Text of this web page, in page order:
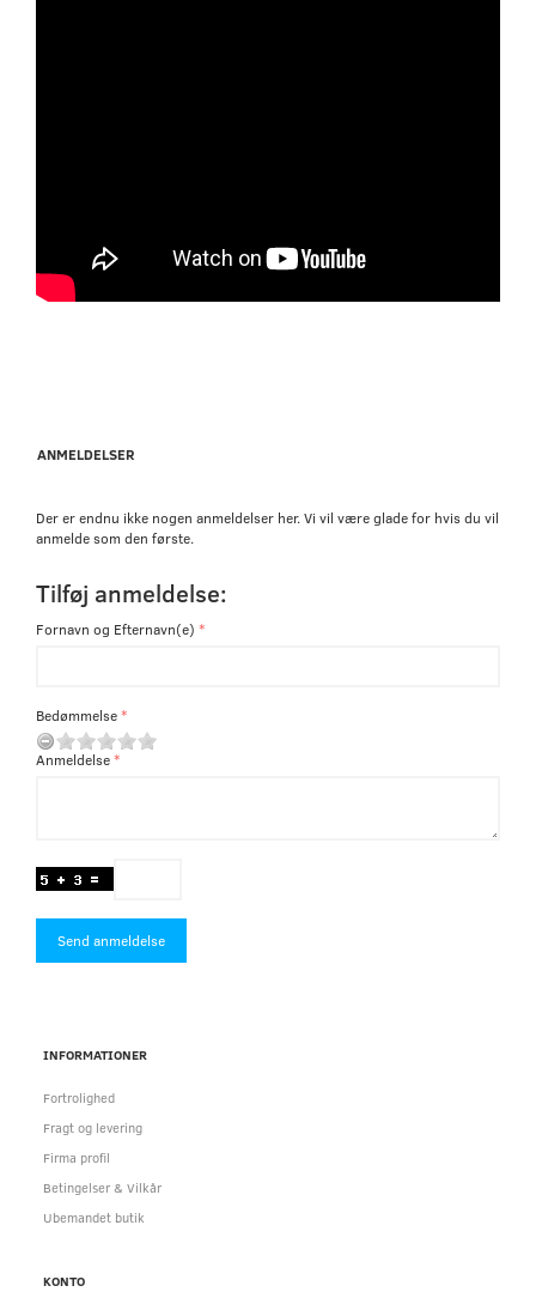
ANMELDELSER
Der er endnu ikke nogen anmeldelser her. Vi vil være glade for hvis du vil
anmelde som den første.
Tilføj anmeldelse:
Fornavn og Efternavn(e)
Bedømmelse
Anmeldelse
Send anmeldelse
INFORMATIONER
Fortrolighed
Fragt og levering
Firma profil
Betingelser & Vilkår
Ubemandet butik
KONTO